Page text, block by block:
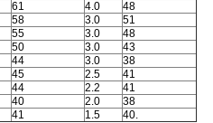
61 4.0
48
58 3.0
51
55 3.0
48
50 3.0
43
44 3.0
38
45 2.5
41
44 2.2
41
40 2.0
38
41 1.5
40.